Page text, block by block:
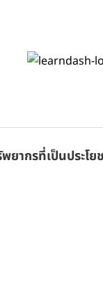
ยากรที่เป็นประโย